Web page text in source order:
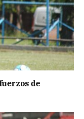
de